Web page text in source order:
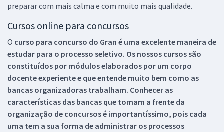
preparar com mais calma e com muito mais qualidade.
Cursos online para concursos
O curso para concurso do Gran é uma excelente maneira de
estudar para o processo seletivo. Os nossos cursos são
constituídos por módulos elaborados por um corpo
docente experiente e que entende muito bem como as
bancas organizadoras trabalham. Conhecer as
características das bancas que tomam a frente da
organização de concursos é importantíssimo, pois cada
uma tem a sua forma de administrar os processos